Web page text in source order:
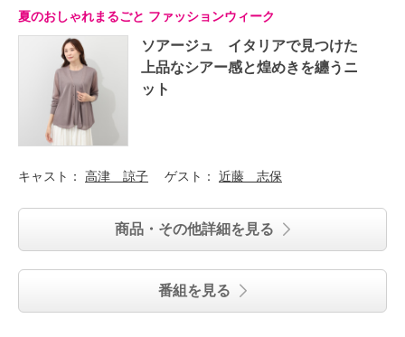
夏のおしゃれまるごと ファッションウィーク
ソアージュ イタリアで見つけた
上品なシアー感と煌めきを纏うニ
ット
キャスト： 高津 諒子 ゲスト： 近藤 志保
商品・その他詳細を見る
番組を見る